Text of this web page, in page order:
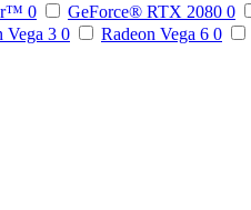
0 GeForce® RTX 2080 0
Vega 3 0 Radeon Vega 6 0